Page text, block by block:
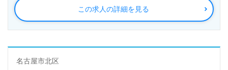
この求人の詳細を見る
名古屋市北区